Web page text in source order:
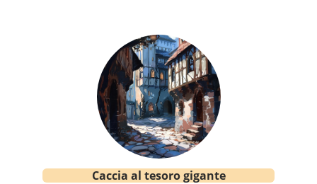
Caccia al tesoro gigante